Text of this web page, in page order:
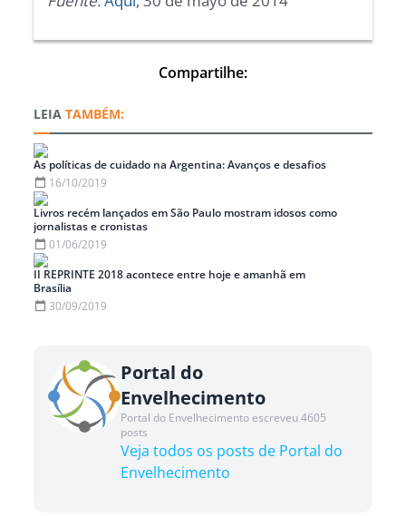
Compartilhe:
TAMBÉM:
As políticas de cuidado na Argentina: Avanços e desafios
16/10/2019
Livros recém lançados em São Paulo mostram idosos como
jornalistas e cronistas
01/06/2019
II REPRINTE 2018 acontece entre hoje e amanhã em
Brasília
30/09/2019
Portal do
Envelhecimento
Portal do Envelhecimento escreveu 4605
posts
Veja todos os posts de Portal do
Envelhecimento